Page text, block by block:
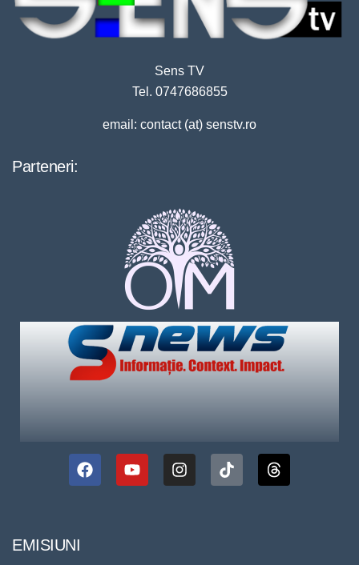
Sens TV
Tel. 0747686855
email: contact (at) senstv.ro
Parteneri:
EMISIUNI